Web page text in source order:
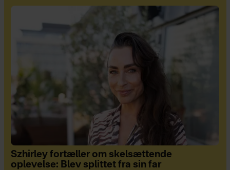
Szhirley fortæller om skelsættende
oplevelse: Blev splittet fra sin far